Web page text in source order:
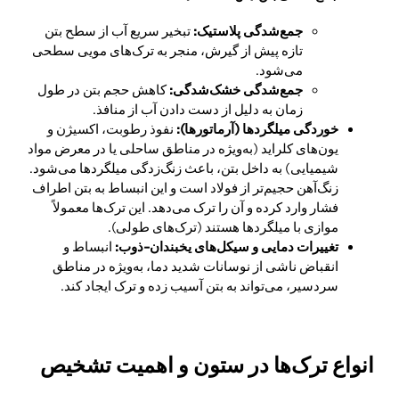
جمع‌شدگی پلاستیک: تبخیر سریع آب از سطح بتن
تازه پیش از گیرش، منجر به ترک‌های مویی سطحی
می‌شود.
جمع‌شدگی خشک‌شدگی:کاهش حجم بتن در طول
زمان به دلیل از دست دادن آب از منافذ.
خوردگی میلگردها (آرماتورها): نفوذ رطوبت، اکسیژن و
یون‌های کلراید (به‌ویژه در مناطق ساحلی یا در معرض مواد
شیمیایی) به داخل بتن، باعث زنگ‌زدگی میلگردها می‌شود.
زنگ‌آهن حجیم‌تر از فولاد است و این انبساط به بتن اطراف
فشار وارد کرده و آن را ترک می‌دهد. این ترک‌ها معمولاً
موازی با میلگردها هستند (ترک‌های طولی).
تغییرات دمایی و سیکل‌های یخبندان-ذوب: انبساط و
انقباض ناشی از نوسانات شدید دما، به‌ویژه در مناطق
سردسیر، می‌تواند به بتن آسیب زده و ترک ایجاد کند.
انواع ترک‌ها در ستون و اهمیت تشخیص